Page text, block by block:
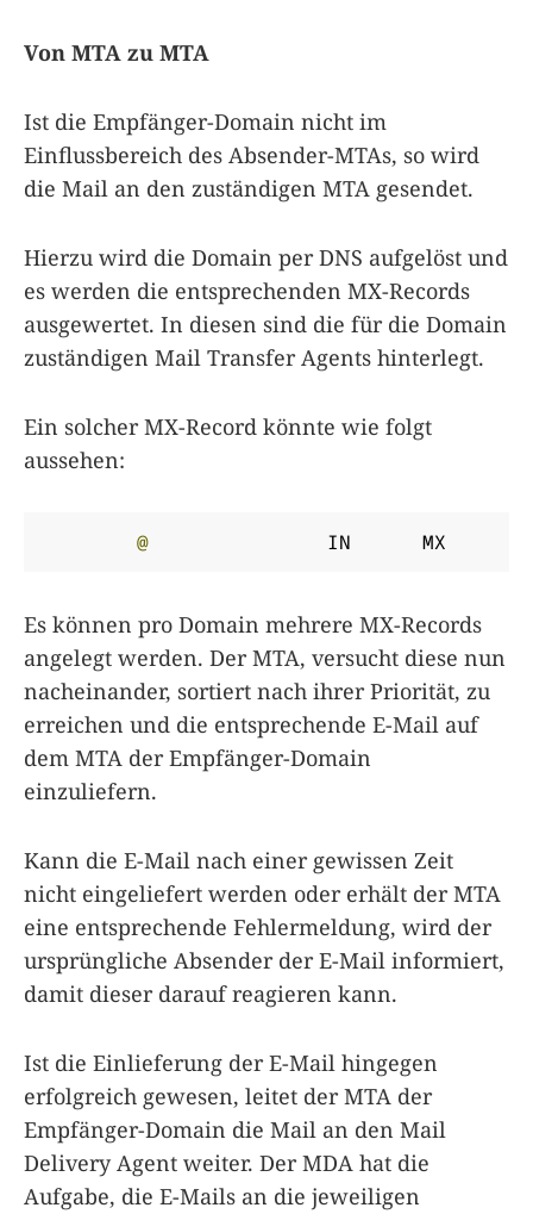
Von MTA zu MTA
Ist die Empfänger-Domain nicht im
Einflussbereich des Absender-MTAs, so wird
die Mail an den zuständigen MTA gesendet.
Hierzu wird die Domain per DNS aufgelöst und
es werden die entsprechenden MX-Records
ausgewertet. In diesen sind die für die Domain
zuständigen Mail Transfer Agents hinterlegt.
Ein solcher MX-Record könnte wie folgt
aussehen:
@
Es können pro Domain mehrere MX-Records
angelegt werden. Der MTA, versucht diese nun
nacheinander, sortiert nach ihrer Priorität, zu
erreichen und die entsprechende E-Mail auf
dem MTA der Empfänger-Domain
einzuliefern.
Kann die E-Mail nach einer gewissen Zeit
nicht eingeliefert werden oder erhält der MTA
eine entsprechende Fehlermeldung, wird der
ursprüngliche Absender der E-Mail informiert,
damit dieser darauf reagieren kann.
Ist die Einlieferung der E-Mail hingegen
erfolgreich gewesen, leitet der MTA der
Empfänger-Domain die Mail an den Mail
Delivery Agent weiter. Der MDA hat die
Aufgabe, die E-Mails an die jeweiligen